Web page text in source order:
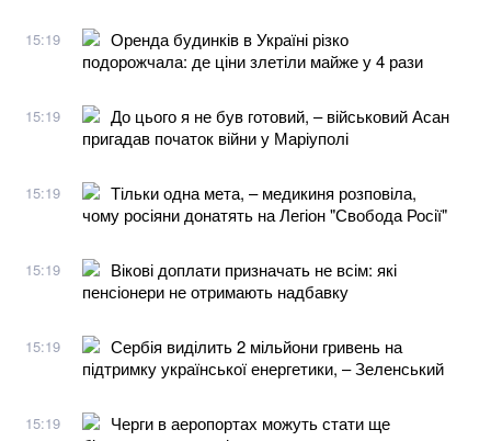
15:19
Оренда будинків в Україні різко
подорожчала: де ціни злетіли майже у 4 рази
15:19
До цього я не був готовий, – військовий Асан
пригадав початок війни у Маріуполі
15:19
Тільки одна мета, – медикиня розповіла,
чому росіяни донатять на Легіон "Свобода Росії"
15:19
Вікові доплати призначать не всім: які
пенсіонери не отримають надбавку
15:19
Сербія виділить 2 мільйони гривень на
підтримку української енергетики, – Зеленський
15:19
Черги в аеропортах можуть стати ще